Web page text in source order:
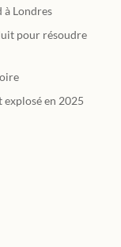
à Londres
pour résoudre
en 2025